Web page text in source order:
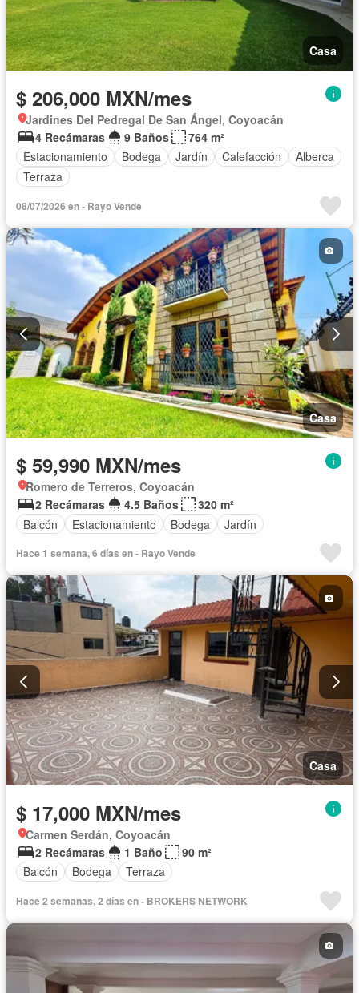
Casa
$ 206,000 MXN/mes
Jardines Del Pedregal De San Ángel, Coyoacán
4 Recámaras
9 Baños
764 m²
Estacionamiento
Bodega Jardín Calefacción
Alberca
Terraza
08/07/2026 en - Rayo Vende
Casa
$ 59,990 MXN/mes
Romero de Terreros, Coyoacán
2 Recámaras
4.5 Baños
320 m²
Balcón
Estacionamiento Bodega Jardín
Hace 1 semana, 6 días en - Rayo Vende
Casa
$ 17,000 MXN/mes
Carmen Serdán, Coyoacán
2 Recámaras
1 Baño
90 m²
Balcón
Bodega Terraza
Hace 2 semanas, 2 días en - BROKERS NETWORK